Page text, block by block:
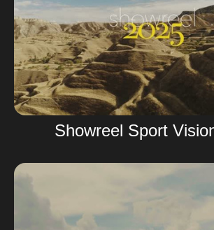
Showreel Sport